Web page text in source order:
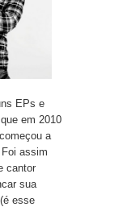
EPs e
em 2010
a
assim
cantor
sua
(é esse